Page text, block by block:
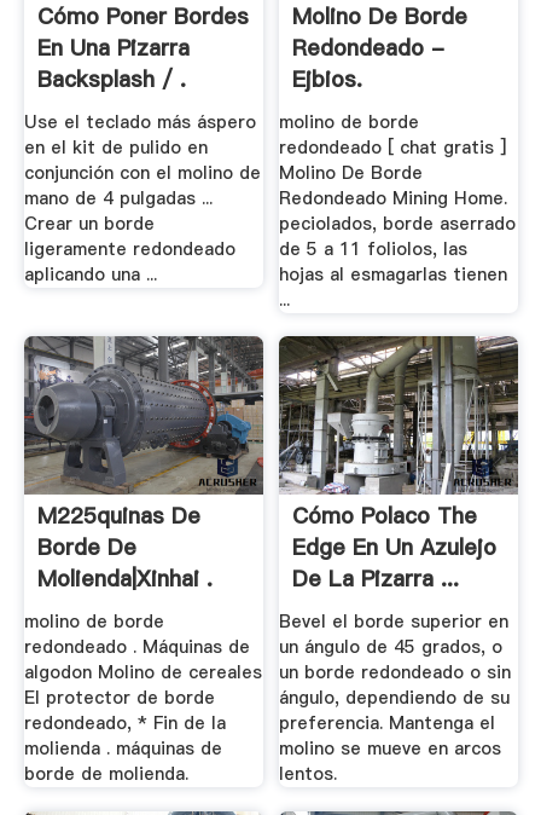
Cómo Poner Bordes
En Una Pizarra
Backsplash / .
Use el teclado más áspero
en el kit de pulido en
conjunción con el molino de
mano de 4 pulgadas ...
Crear un borde
ligeramente redondeado
aplicando una ...
Molino De Borde
Redondeado -
Ejbios.
molino de borde
redondeado [ chat gratis ]
Molino De Borde
Redondeado Mining Home.
peciolados, borde aserrado
de 5 a 11 foliolos, las
hojas al esmagarlas tienen
...
M225quinas De
Borde De
Molienda|Xinhai .
molino de borde
redondeado . Máquinas de
algodon Molino de cereales
El protector de borde
redondeado, * Fin de la
molienda . máquinas de
borde de molienda.
Cómo Polaco The
Edge En Un Azulejo
De La Pizarra ...
Bevel el borde superior en
un ángulo de 45 grados, o
un borde redondeado o sin
ángulo, dependiendo de su
preferencia. Mantenga el
molino se mueve en arcos
lentos.